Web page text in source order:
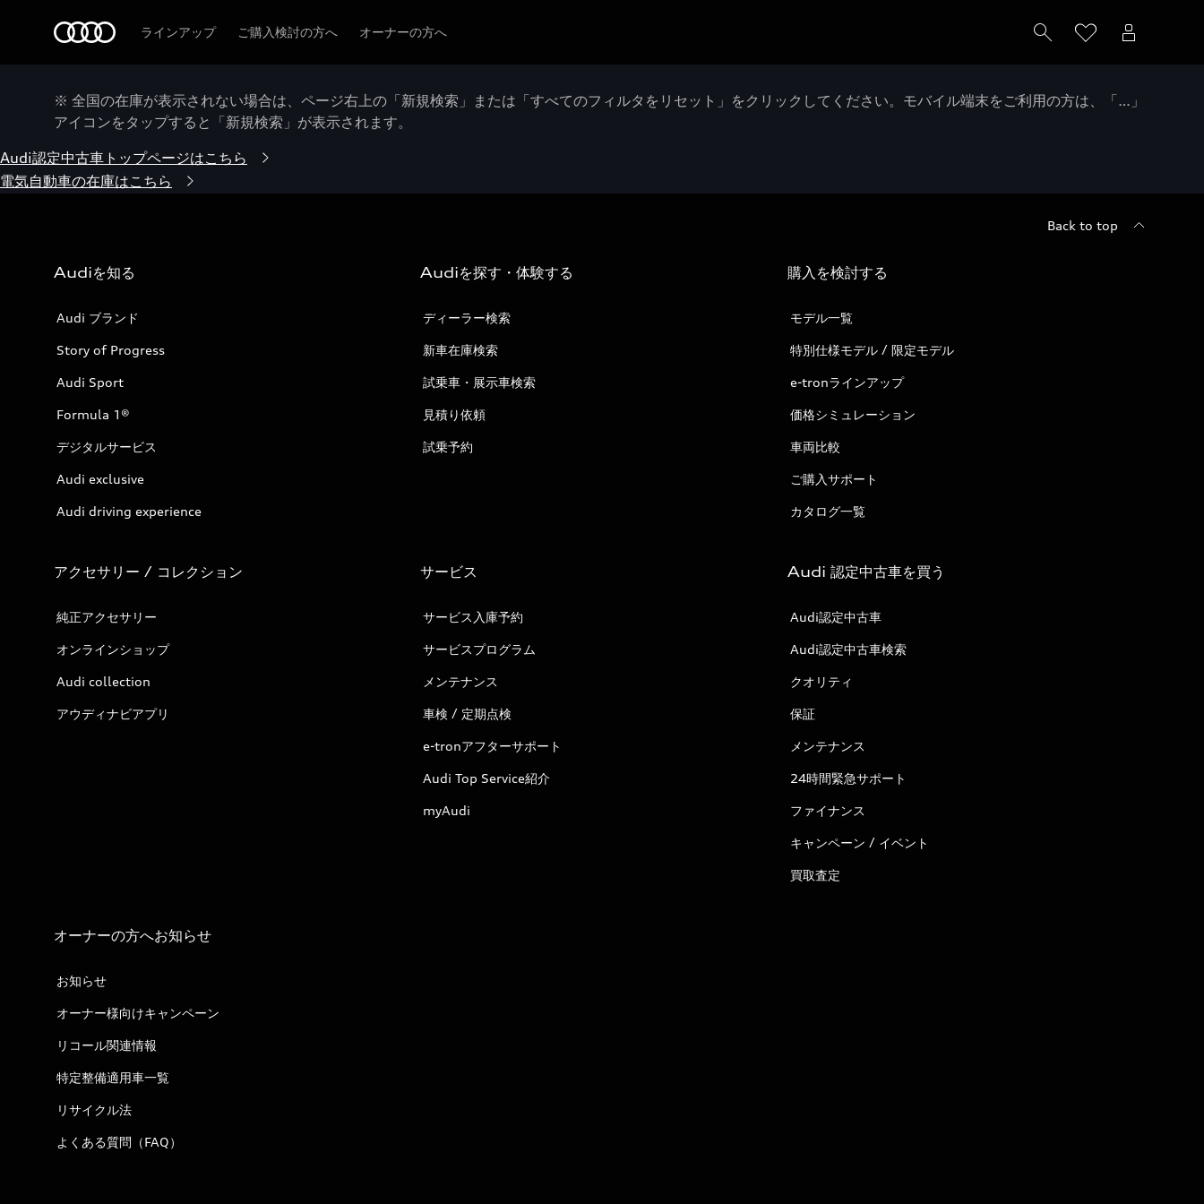
ラインアップ ご購入検討の方へ オーナーの方へ
※ 全国の在庫が表示されない場合は、ページ右上の「新規検索」または「すべてのフィルタをリセット」をクリックしてください。モバイル端末をご利用の方は、「…」
アイコンをタップすると「新規検索」が表示されます。
Audi認定中古車トップページはこちら
電気自動車の在庫はこちら
Back to top
Audiを知る
Audi ブランド
Story of Progress
Audi Sport
Formula 1®
デジタルサービス
Audi exclusive
Audi driving experience
Audiを探す・体験する
ディーラー検索
新車在庫検索
試乗車・展示車検索
見積り依頼
試乗予約
購入を検討する
モデル一覧
特別仕様モデル / 限定モデル
e-tronラインアップ
価格シミュレーション
車両比較
ご購入サポート
カタログ一覧
アクセサリー / コレクション
純正アクセサリー
オンラインショップ
Audi collection
アウディナビアプリ
サービス
サービス入庫予約
サービスプログラム
メンテナンス
車検 / 定期点検
e-tronアフターサポート
Audi Top Service紹介
myAudi
Audi 認定中古車を買う
Audi認定中古車
Audi認定中古車検索
クオリティ
保証
メンテナンス
24時間緊急サポート
ファイナンス
キャンペーン / イベント
買取査定
オーナーの方へお知らせ
お知らせ
オーナー様向けキャンペーン
リコール関連情報
特定整備適用車一覧
リサイクル法
よくある質問（FAQ）